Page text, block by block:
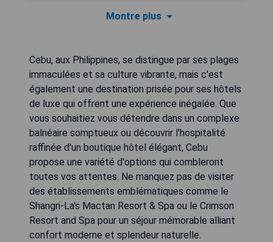
Montre plus
Cebu, aux Philippines, se distingue par ses plages
immaculées et sa culture vibrante, mais c'est
également une destination prisée pour ses hôtels
de luxe qui offrent une expérience inégalée. Que
vous souhaitiez vous détendre dans un complexe
balnéaire somptueux ou découvrir l'hospitalité
raffinée d'un boutique hôtel élégant, Cebu
propose une variété d'options qui combleront
toutes vos attentes. Ne manquez pas de visiter
des établissements emblématiques comme le
Shangri-La's Mactan Resort & Spa ou le Crimson
Resort and Spa pour un séjour mémorable alliant
confort moderne et splendeur naturelle.